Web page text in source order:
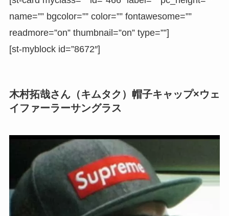
name=”” bgcolor=”” color=”” fontawesome=””
readmore=”on” thumbnail=”on” type=””]
[st-myblock id=”8672″]
木村拓哉さん（キムタク）帽子キャップ×ウェ
イファーラーサングラス